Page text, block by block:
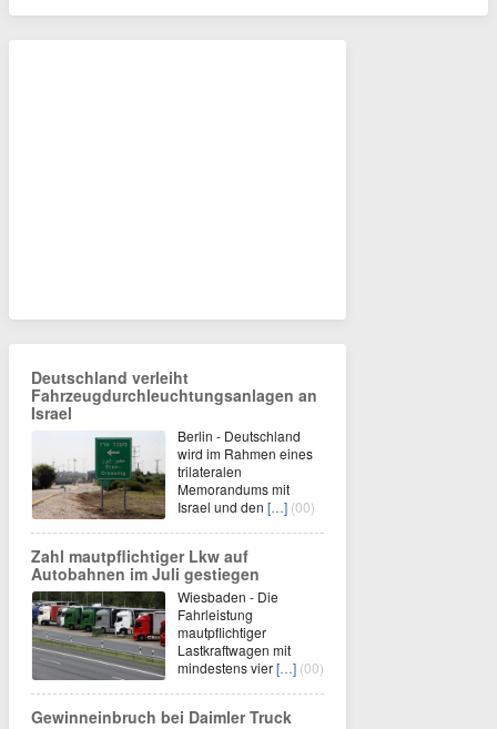
Deutschland verleiht
Fahrzeugdurchleuchtungsanlagen an
Israel
Berlin - Deutschland
wird im Rahmen eines
trilateralen
Memorandums mit
Israel und den […] (00)
Zahl mautpflichtiger Lkw auf
Autobahnen im Juli gestiegen
Wiesbaden - Die
Fahrleistung
mautpflichtiger
Lastkraftwagen mit
mindestens vier[…] (00)
Gewinneinbruch bei Daimler Truck